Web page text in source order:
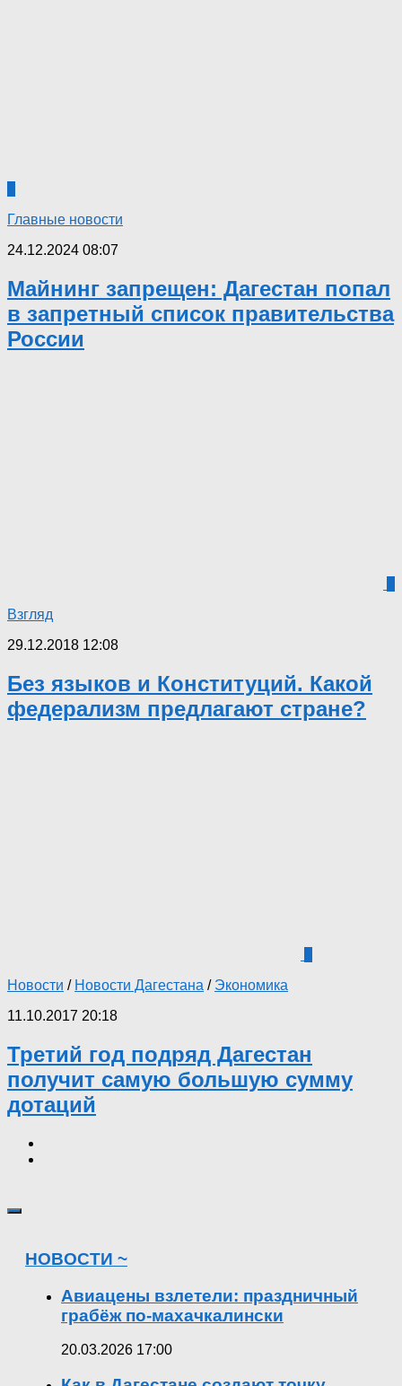
Главные новости
24.12.2024 08:07
Майнинг запрещен: Дагестан попал
в запретный список правительства
России
Взгляд
29.12.2018 12:08
Без языков и Конституций. Какой
федерализм предлагают стране?
Новости / Новости Дагестана / Экономика
11.10.2017 20:18
Третий год подряд Дагестан
получит самую большую сумму
дотаций
НОВОСТИ ~
Авиацены взлетели: праздничный
грабёж по-махачкалински
20.03.2026 17:00